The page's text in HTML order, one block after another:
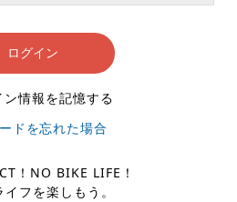
ログイン
ン情報を記憶する
ドを忘れた場合
！NO BIKE LIFE！
フを楽しもう。